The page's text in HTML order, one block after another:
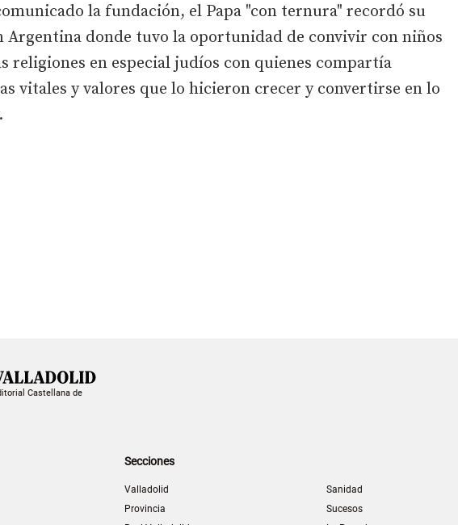
la fundación, el Papa "con ternura" recordó su
Argentina donde tuvo la oportunidad de convivir con niños
religiones en especial judíos con quienes compartía
vitales y valores que lo hicieron crecer y convertirse en lo
Castellana de
Secciones
Valladolid
Provincia
Sanidad
Sucesos